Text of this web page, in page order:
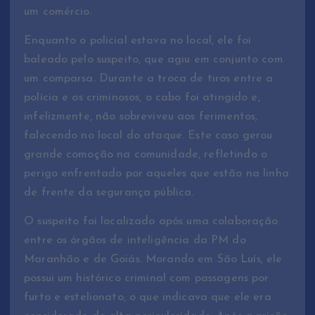
um comércio.
Enquanto o policial estava no local, ele foi
baleado pelo suspeito, que agiu em conjunto com
um comparsa. Durante a troca de tiros entre a
polícia e os criminosos, o cabo foi atingido e,
infelizmente, não sobreviveu aos ferimentos,
falecendo no local do ataque. Este caso gerou
grande comoção na comunidade, refletindo o
perigo enfrentado por aqueles que estão na linha
de frente da segurança pública.
O suspeito foi localizado após uma colaboração
entre os órgãos de inteligência da PM do
Maranhão e de Goiás. Morando em São Luís, ele
possui um histórico criminal com passagens por
furto e estelionato, o que indicava que ele era